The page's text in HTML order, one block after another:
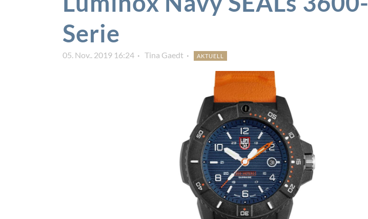
Serie
05. Nov.. 2019 16:24 Tina Gaedt AKTUELL